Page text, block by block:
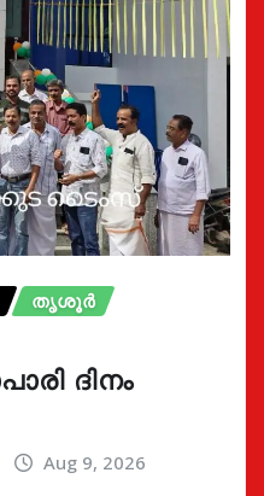
തൃശൂർ
ദിനം
Aug 9, 2026